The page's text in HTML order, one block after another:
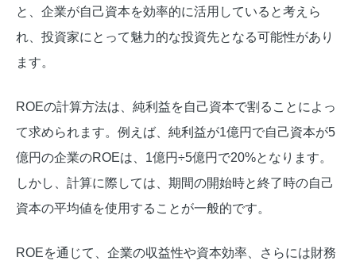
と、企業が自己資本を効率的に活用していると考えら
れ、投資家にとって魅力的な投資先となる可能性があり
ます。
ROEの計算方法は、純利益を自己資本で割ることによっ
て求められます。例えば、純利益が1億円で自己資本が5
億円の企業のROEは、1億円÷5億円で20%となります。
しかし、計算に際しては、期間の開始時と終了時の自己
資本の平均値を使用することが一般的です。
ROEを通じて、企業の収益性や資本効率、さらには財務